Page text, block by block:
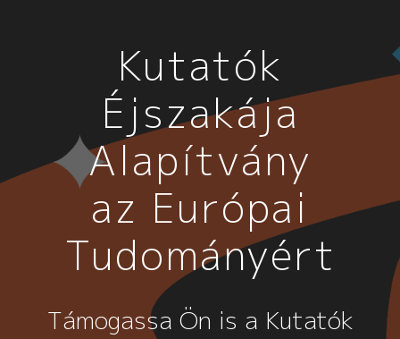
Kutatók
Éjszakája
Alapítvány
az Európai
Tudományért
Támogassa Ön is a Kutatók